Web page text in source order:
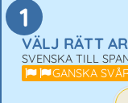
1
VÄLJ RÄTT
SVENSKA TILL
GANSKA